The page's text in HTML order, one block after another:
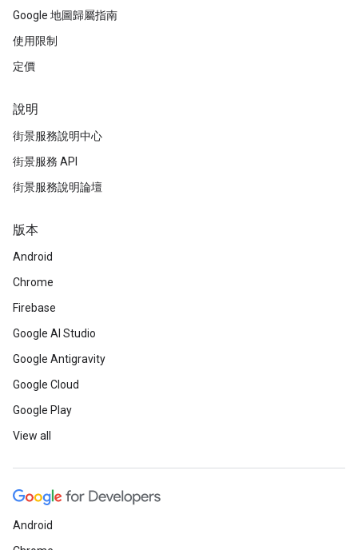
Google 地圖歸屬指南
使用限制
定價
說明
街景服務說明中心
街景服務 API
街景服務說明論壇
版本
Android
Chrome
Firebase
Google AI Studio
Google Antigravity
Google Cloud
Google Play
View all
Android